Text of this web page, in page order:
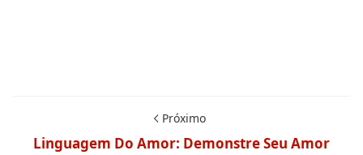
Próximo
Linguagem Do Amor: Demonstre Seu Amor